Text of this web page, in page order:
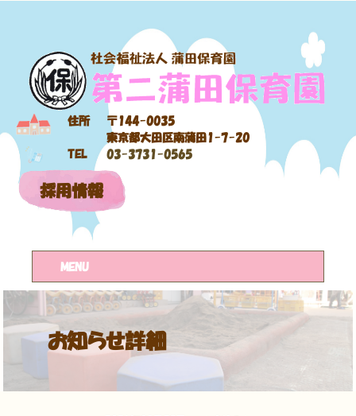
住所
〒144-0035
東京都大田区南蒲田1-7-20
TEL
03-3731-0565
採用情報
MENU
お知らせ詳細